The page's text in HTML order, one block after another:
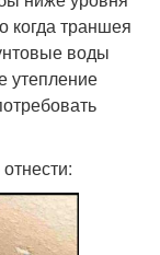
когда траншея
воды
утепление